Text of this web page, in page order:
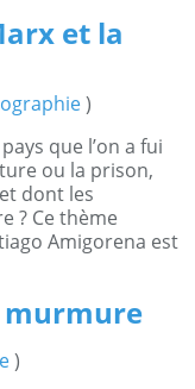
et la
)
que l’on a fui
ou la prison,
dont les
? Ce thème
Amigorena est
murmure
)